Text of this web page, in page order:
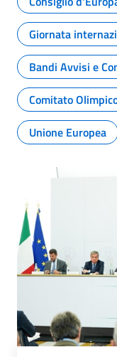
Giornata
Bandi Avvisi e
Comitato
Unione Europea